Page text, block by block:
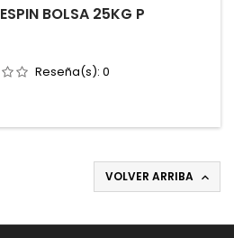
BOLSA 25KG P
Reseña(s): 0
VOLVER ARRIBA 